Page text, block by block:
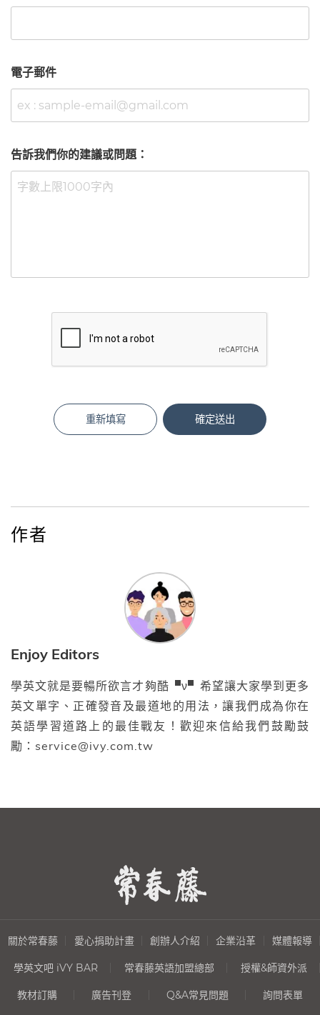
電子郵件
告訴我們你的建議或問題：
重新填寫 確定送出
作者
Enjoy Editors
學英文就是要暢所欲言才夠酷▝ν▘希望讓大家學到更多
英文單字、正確發音及最道地的用法，讓我們成為你在
英語學習道路上的最佳戰友！歡迎來信給我們鼓勵鼓
勵：service@ivy.com.tw
關於常春藤 愛心捐助計畫 創辦人介紹 企業沿革 媒體報導
學英文吧 iVY BAR 常春藤英語加盟總部 授權&師資外派
教材訂購 廣告刊登 Q&A常見問題 詢問表單